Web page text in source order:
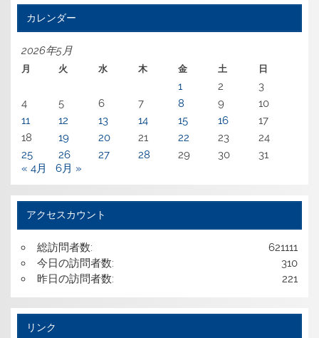
カレンダー
2026年5月
月 火 水 木 金 土 日
1 2
3
4
5 6 7 8 9
10
11
12 13 14 15 16
17
18
19 20 21 22 23
24
25
26 27 28 29 30
31
« 4月
6月 »
アクセスカウント
621111
総訪問者数:
310
今日の訪問者数:
221
昨日の訪問者数:
リンク